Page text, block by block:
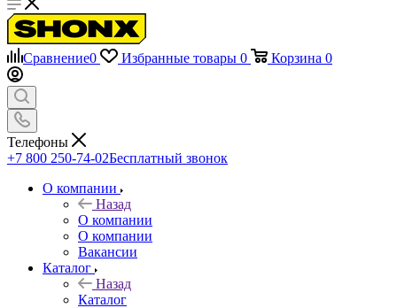
Сравнение0 Избранные товары 0 Корзина 0
Телефоны
+7 800 250-74-02Бесплатный звонок
О компании
Назад
О компании
О компании
Вакансии
Каталог
Назад
Каталог